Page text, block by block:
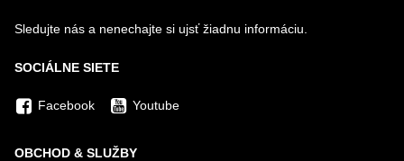
Sledujte nás a nenechajte si ujsť žiadnu informáciu.
SOCIÁLNE SIETE
Facebook Youtube
OBCHOD & SLUŽBY